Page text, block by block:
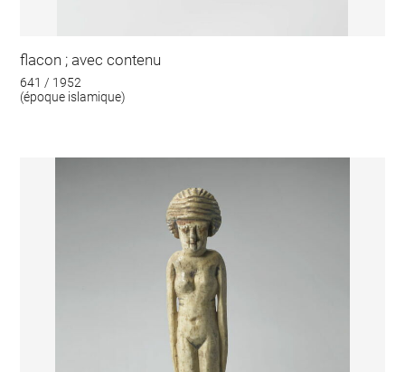
flacon ; avec contenu
641 / 1952
(époque islamique)